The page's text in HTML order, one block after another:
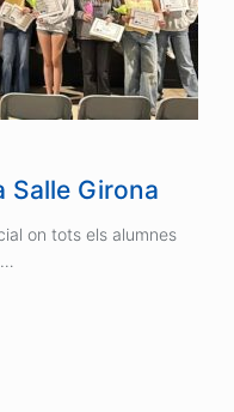
Salle Girona
on tots els alumnes